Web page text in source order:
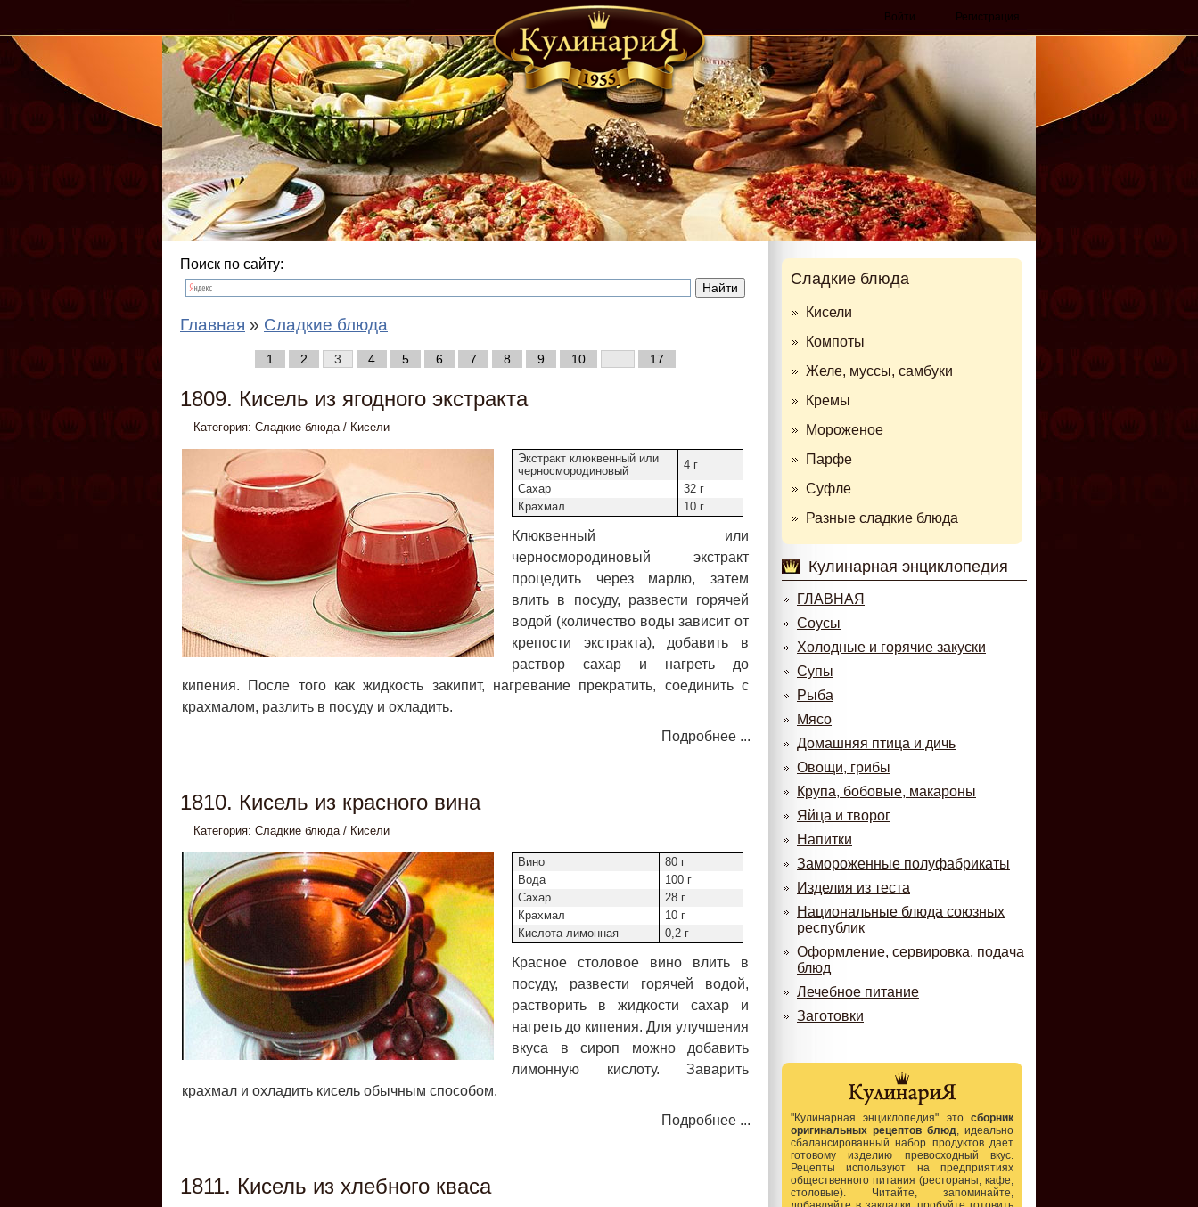
Войти Регистрация
Поиск по сайту:
Главная » Сладкие блюда
1 2 3 4 5 6 7 8 9 10 17
1809. Кисель из ягодного экстракта
Категория: Сладкие блюда/ Кисели
Экстракт клюквенный или
черносмородиновый
4 г
Сахар
32 г
Крахмал
10 г
Клюквенный или
черносмородиновый экстракт
процедить через марлю, затем
влить в посуду, развести горячей
водой (количество воды зависит от
крепости экстракта), добавить в
раствор сахар и нагреть до
кипения. После того как жидкость закипит, нагревание прекратить, соединить с
крахмалом, разлить в посуду и охладить.
Подробнее ...
1810. Кисель из красного вина
Категория: Сладкие блюда/ Кисели
Вино
80 г
Вода
100 г
Сахар
28 г
Крахмал
10 г
Кислота лимонная
0,2 г
Красное столовое вино влить в
посуду, развести горячей водой,
растворить в жидкости сахар и
нагреть до кипения. Для улучшения
вкуса в сироп можно добавить
лимонную кислоту. Заварить
крахмал и охладить кисель обычным способом.
Подробнее ...
1811. Кисель из хлебного кваса
Сладкие блюда
Кисели
Компоты
Желе, муссы, самбуки
Кремы
Мороженое
Парфе
Суфле
Разные сладкие блюда
Кулинарная энциклопедия
ГЛАВНАЯ
Соусы
Холодные и горячие закуски
Супы
Рыба
Мясо
Домашняя птица и дичь
Овощи, грибы
Крупа, бобовые, макароны
Яйца и творог
Напитки
Замороженные полуфабрикаты
Изделия из теста
Национальные блюда союзных
республик
Оформление, сервировка, подача
блюд
Лечебное питание
Заготовки
"Кулинарная энциклопедия" это сборник
оригинальных рецептов блюд, идеально
сбалансированный набор продуктов дает
готовому изделию превосходный вкус.
Рецепты используют на предприятиях
общественного питания (рестораны, кафе,
столовые). Читайте, запоминайте,